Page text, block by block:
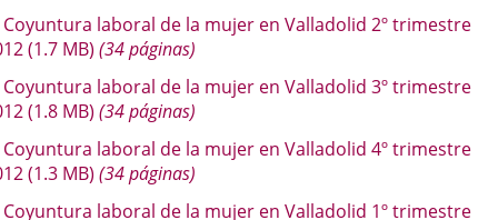
Coyuntura laboral de la mujer en Valladolid 2º trimestre
(1.7 MB) (34 páginas)
Coyuntura laboral de la mujer en Valladolid 3º trimestre
(1.8 MB) (34 páginas)
Coyuntura laboral de la mujer en Valladolid 4º trimestre
(1.3 MB) (34 páginas)
Coyuntura laboral de la mujer en Valladolid 1º trimestre